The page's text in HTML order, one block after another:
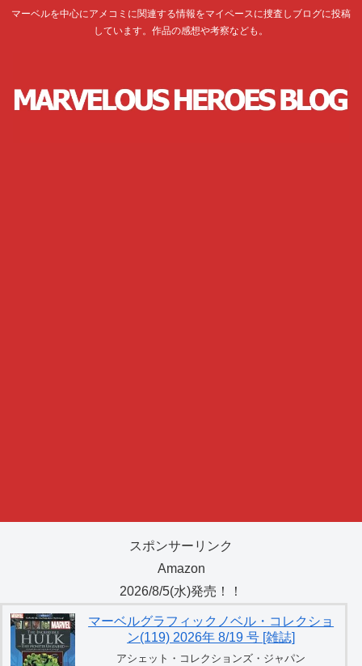
マーベルを中心にアメコミに関連する情報をマイペースに捜査しブログに投稿
しています。作品の感想や考察なども。
スポンサーリンク
Amazon
2026/8/5(水)発売！！
マーベルグラフィックノベル・コレクショ
ン(119) 2026年 8/19 号 [雑誌]
アシェット・コレクションズ・ジャパン